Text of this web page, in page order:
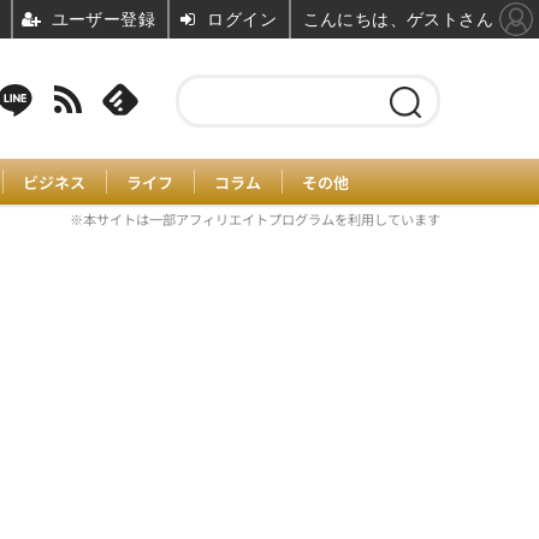
ビジネス ライフ コラム その他
※本サイトは一部アフィリエイトプログラムを利用しています
ユーザー登録 ログイン こんにちは、ゲストさん